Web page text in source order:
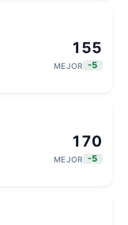
155
MEJOR -5
170
MEJOR -5